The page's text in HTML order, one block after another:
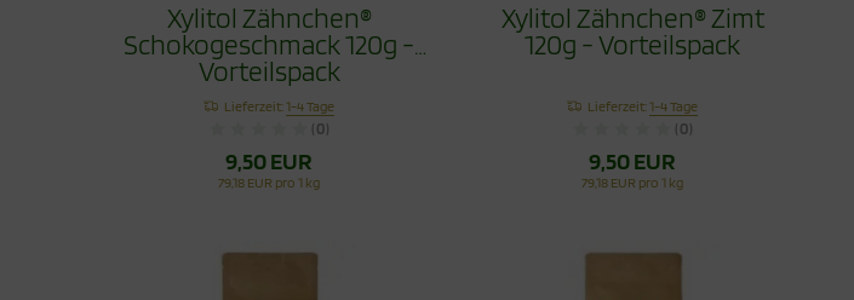
Xylitol Zähnchen®
Schokogeschmack 120g -
Vorteilspack
Lieferzeit:1-4 Tage
(0)
9,50 EUR
79,18 EUR pro 1 kg
Xylitol Zähnchen® Zimt
120g - Vorteilspack
Lieferzeit:1-4 Tage
(0)
9,50 EUR
79,18 EUR pro 1 kg